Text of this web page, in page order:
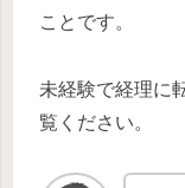
ことです。
未経験で経理に
覧ください。